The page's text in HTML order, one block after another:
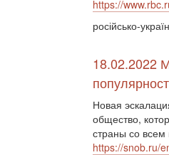
https://
російсько-
18.02.2022
Новая
общество,
страны со
https://snob.ru/